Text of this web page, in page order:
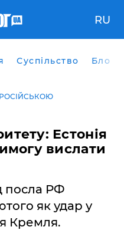
RU
Суспільство Блоги
Естонія
вислати
посла РФ
як удар у
Кремля.